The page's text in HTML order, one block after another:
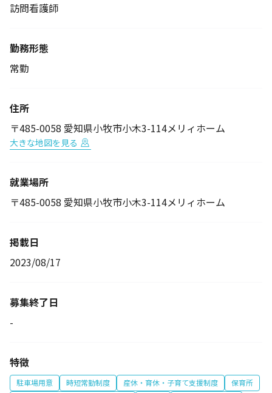
訪問看護師
勤務形態
常勤
住所
〒485-0058 愛知県小牧市小木3-114メリィホーム
大きな地図を見る
就業場所
〒485-0058 愛知県小牧市小木3-114メリィホーム
掲載日
2023/08/17
募集終了日
-
特徴
駐車場用意 時短常勤制度 産休・育休・子育て支援制度
保育所